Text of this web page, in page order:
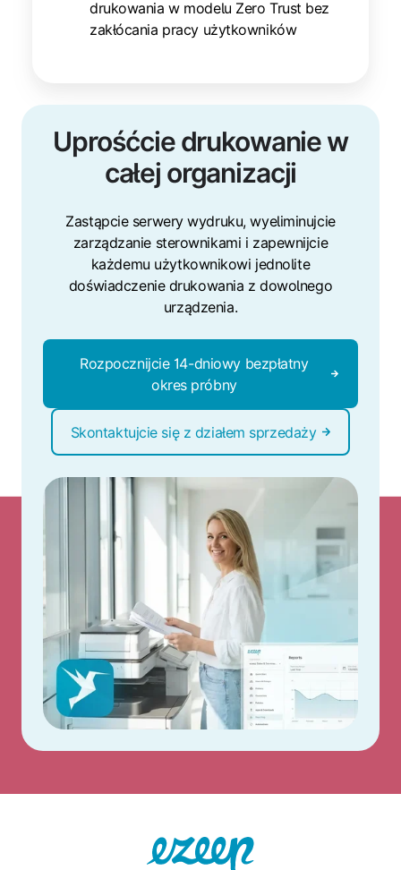
drukowania w modelu Zero Trust bez
zakłócania pracy użytkowników
Uprośćcie drukowanie w
całej organizacji
Zastąpcie serwery wydruku, wyeliminujcie
zarządzanie sterownikami i zapewnijcie
każdemu użytkownikowi jednolite
doświadczenie drukowania z dowolnego
urządzenia.
Rozpocznijcie 14-dniowy bezpłatny
okres próbny
Skontaktujcie się z działem sprzedaży